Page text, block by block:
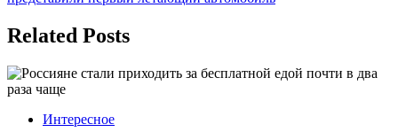
Related Posts
Интересное